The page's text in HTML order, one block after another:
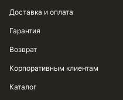
Доставка и оплата
Гарантия
Возврат
Корпоративным клиентам
Каталог